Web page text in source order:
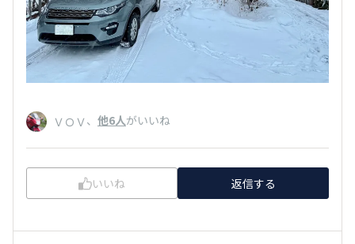
ＶＯＶ、 他6人がいいね
いいね 返信する